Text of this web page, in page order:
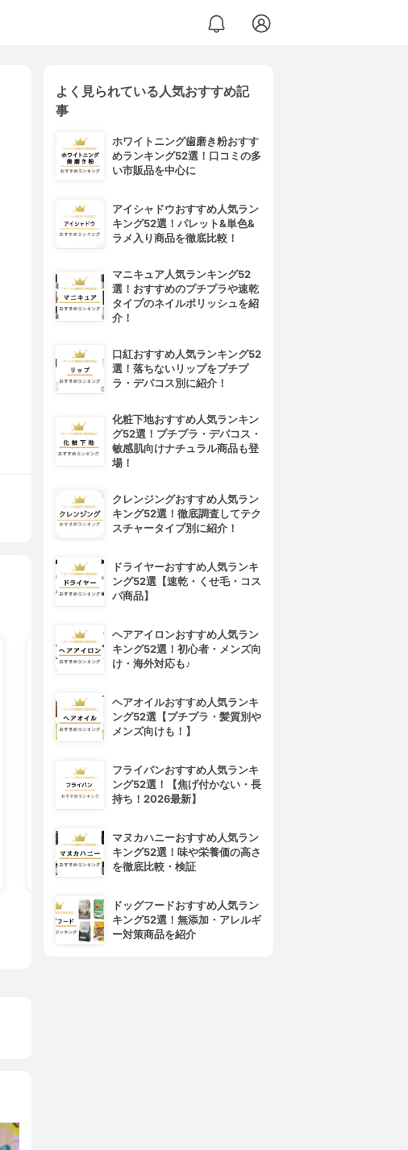
4位
3.77(7)
¥1,146
よく見られている人気おすすめ記
事
ホワイトニング歯磨き粉おすす
めランキング52選！口コミの多
い市販品を中心に
アイシャドウおすすめ人気ラン
キング52選！パレット&単色&
ラメ入り商品を徹底比較！
マニキュア人気ランキング52
選！おすすめのプチプラや速乾
タイプのネイルポリッシュを紹
介！
口紅おすすめ人気ランキング52
選！落ちないリップをプチプ
ラ・デパコス別に紹介！
化粧下地おすすめ人気ランキン
グ52選！プチプラ・デパコス・
敏感肌向けナチュラル商品も登
場！
クレンジングおすすめ人気ラン
キング52選！徹底調査してテク
スチャータイプ別に紹介！
ドライヤーおすすめ人気ランキ
ング52選【速乾・くせ毛・コス
パ商品】
ヘアアイロンおすすめ人気ラン
キング52選！初心者・メンズ向
け・海外対応も♪
ヘアオイルおすすめ人気ランキ
ング52選【プチプラ・髪質別や
メンズ向けも！】
フライパンおすすめ人気ランキ
ング52選！【焦げ付かない・長
持ち！2026最新】
マヌカハニーおすすめ人気ラン
キング52選！味や栄養価の高さ
を徹底比較・検証
ドッグフードおすすめ人気ラン
キング52選！無添加・アレルギ
ー対策商品を紹介